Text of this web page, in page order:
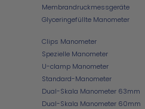
Membrandruckmessgeräte
Glyceringefüllte Manometer
Clips Manometer
Spezielle Manometer
U-clamp Manometer
Standard-Manometer
Dual-Skala Manometer 63mm
Dual-Skala Manometer 60mm